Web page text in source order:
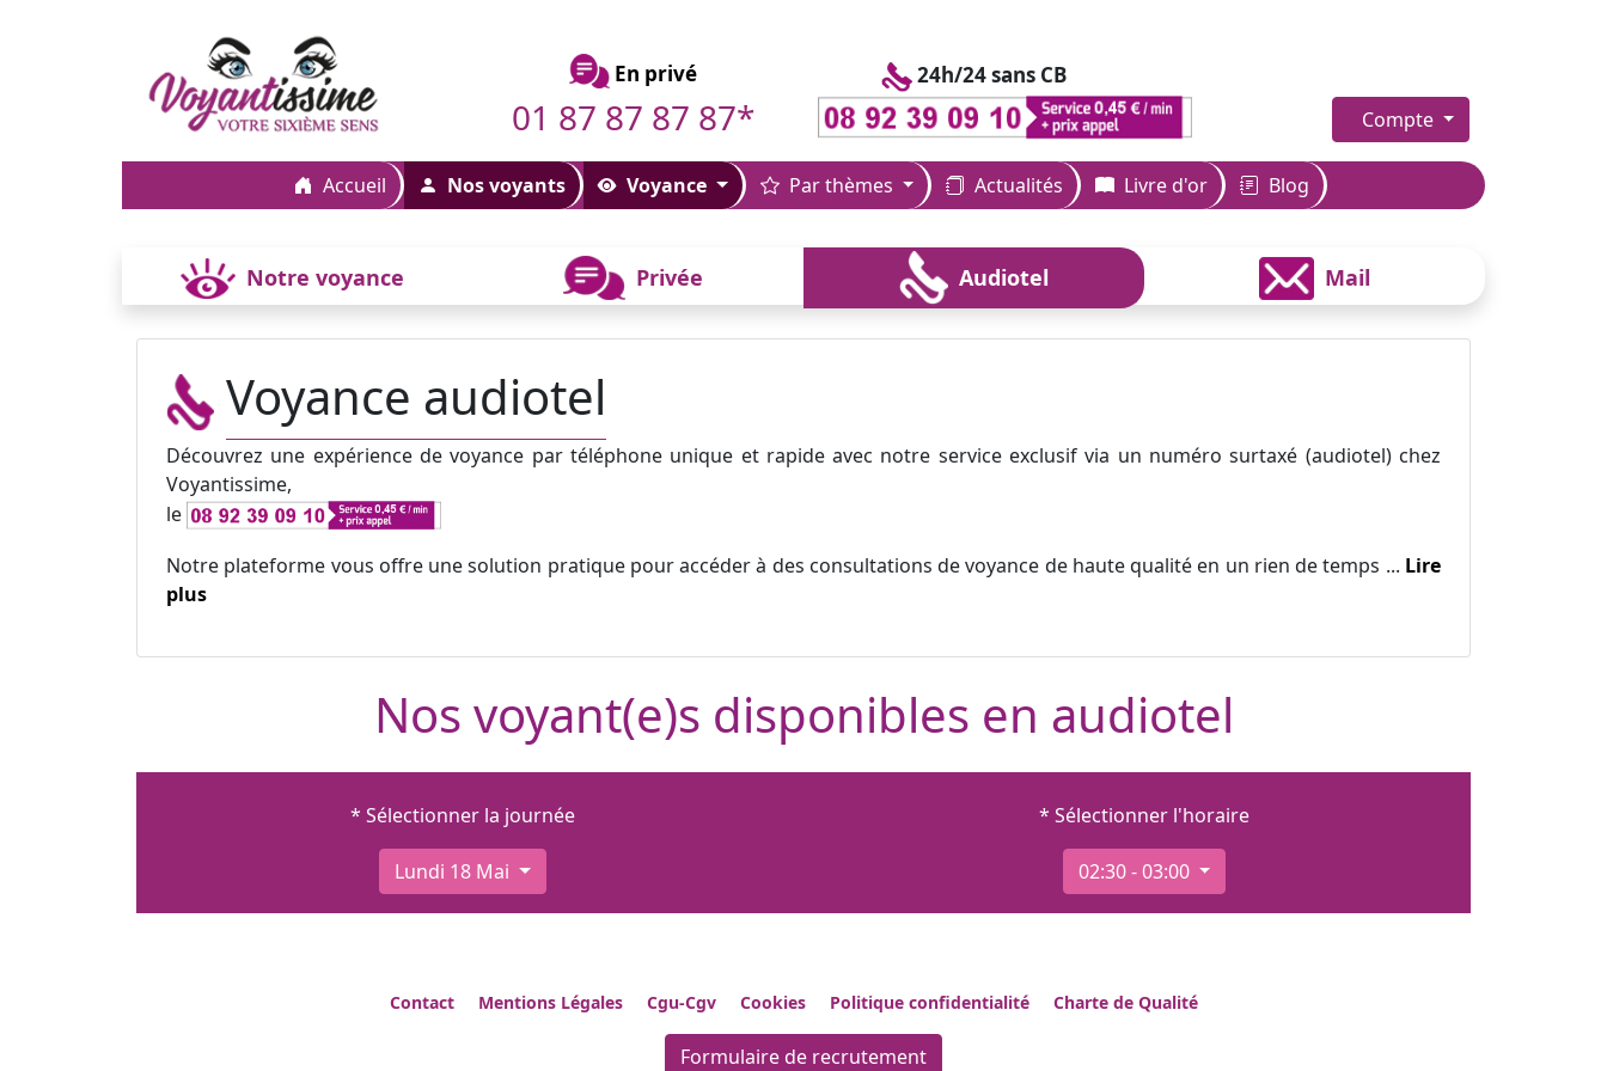
En privé
01 87 87 87 87*
24h/24 sans CB
Compte
Accueil Nos voyants Voyance Par thèmes Actualités Livre d'or Blog
Notre voyance Privée Audiotel Mail
Voyance audiotel
Découvrez une expérience de voyance par téléphone unique et rapide avec notre service exclusif via un numéro surtaxé (audiotel) chez
Voyantissime,
le
Notre plateforme vous offre une solution pratique pour accéder à des consultations de voyance de haute qualité en un rien de temps ... Lire
plus
Nos voyant(e)s disponibles en audiotel
* Sélectionner la journée
Lundi 18 Mai
* Sélectionner l'horaire
02:30 - 03:00
Contact Mentions Légales Cgu-Cgv Cookies Politique confidentialité Charte de Qualité
Formulaire de recrutement